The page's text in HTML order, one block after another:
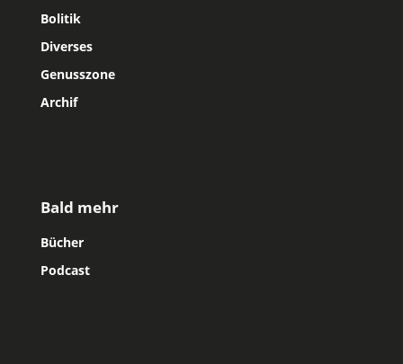
Bolitik
Diverses
Genusszone
Archif
Bald mehr
Bücher
Podcast